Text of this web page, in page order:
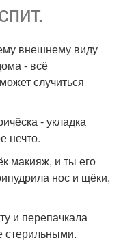
внешнему виду
- всё
случиться
- укладка
нечто.
макияж, и ты его
нос и щёки,
и перепачкала
стерильными.